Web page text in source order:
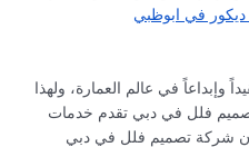
في ابوظبي
وإبداعاً في عالم العمارة، ولهذا
فلل في دبي تقدم خدمات
إن شركة تصميم فلل في دبي